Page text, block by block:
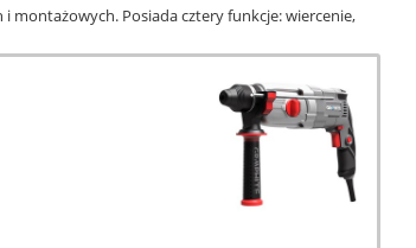
montażowych. Posiada cztery funkcje: wiercenie,